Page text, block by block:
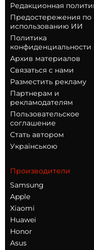
Редакционная
Предостережения по
использованию ИИ
Политика
конфиденциальности
Архив материалов
Связаться с нами
Разместить рекламу
Партнерам и
рекламодателям
Пользовательское
соглашение
Стать автором
Українською
Производители
Samsung
Apple
Xiaomi
Huawei
Honor
Asus